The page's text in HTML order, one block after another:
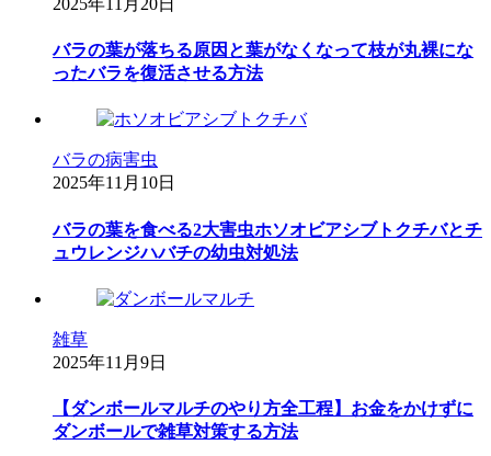
バラの葉が落ちる原因と葉がなくなって枝が丸裸にな
ったバラを復活させる方法
バラの病害虫
2025年11月10日
バラの葉を食べる2大害虫ホソオビアシブトクチバとチ
ュウレンジハバチの幼虫対処法
雑草
2025年11月9日
【ダンボールマルチのやり方全工程】お金をかけずに
ダンボールで雑草対策する方法